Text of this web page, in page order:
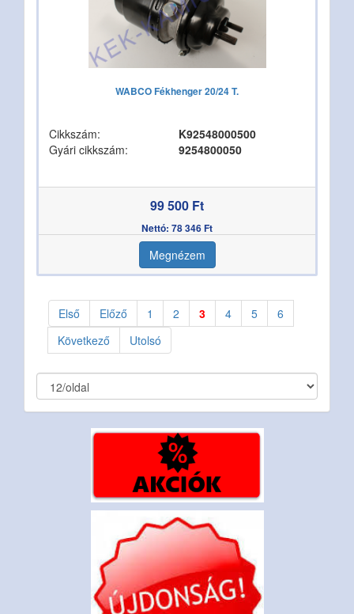
WABCO Fékhenger 20/24 T.
Cikkszám:
K92548000500
Gyári cikkszám:
9254800050
99 500 Ft
Nettó: 78 346 Ft
Megnézem
Első Előző 1 2 3 4 5
6
Következő
Utolsó